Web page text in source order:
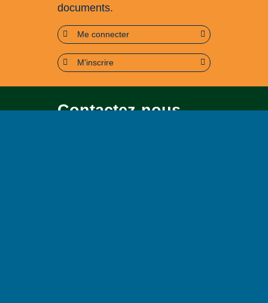
documents.
Me connecter
M'inscrire
Contactez-nous